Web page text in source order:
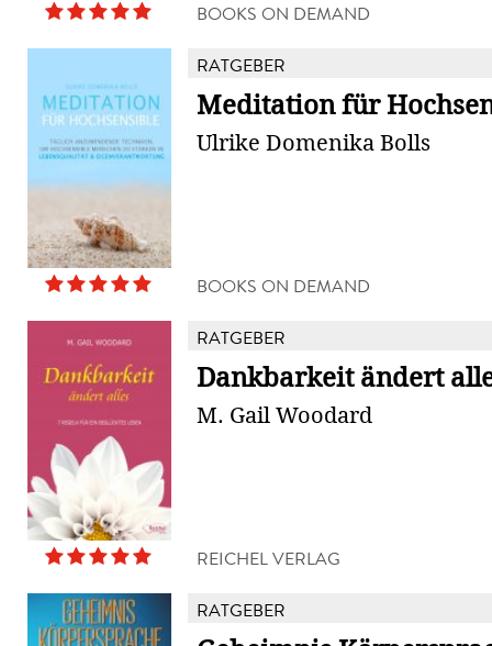
BOOKS ON DEMAND
RATGEBER
Meditation für
Ulrike Domenika Bolls
BOOKS ON DEMAND
RATGEBER
Dankbarkeit ändert
M. Gail Woodard
REICHEL VERLAG
RATGEBER